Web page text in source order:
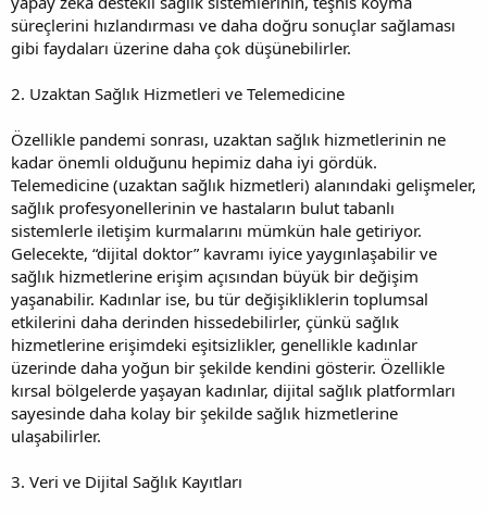
süreçlerini hızlandırması ve daha doğru sonuçlar sağlaması
gibi faydaları üzerine daha çok düşünebilirler.
2. Uzaktan Sağlık Hizmetleri ve Telemedicine
Özellikle pandemi sonrası, uzaktan sağlık hizmetlerinin ne
kadar önemli olduğunu hepimiz daha iyi gördük.
Telemedicine (uzaktan sağlık hizmetleri) alanındaki gelişmeler,
sağlık profesyonellerinin ve hastaların bulut tabanlı
sistemlerle iletişim kurmalarını mümkün hale getiriyor.
Gelecekte, “dijital doktor” kavramı iyice yaygınlaşabilir ve
sağlık hizmetlerine erişim açısından büyük bir değişim
yaşanabilir. Kadınlar ise, bu tür değişikliklerin toplumsal
etkilerini daha derinden hissedebilirler, çünkü sağlık
hizmetlerine erişimdeki eşitsizlikler, genellikle kadınlar
üzerinde daha yoğun bir şekilde kendini gösterir. Özellikle
kırsal bölgelerde yaşayan kadınlar, dijital sağlık platformları
sayesinde daha kolay bir şekilde sağlık hizmetlerine
ulaşabilirler.
3. Veri ve Dijital Sağlık Kayıtları